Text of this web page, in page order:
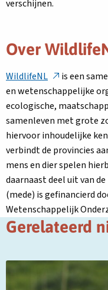
verschijnen.
Over
WildlifeNLDeze
link
opent
in
een
nieuw
tabblad
is een
en wetenschappelijke
ecologische,
samenleven met grote
hiervoor inhoudelijke
verbindt de provincies
mens en dier spelen
daarnaast deel uit van
(mede) is gefinancierd
Wetenschappelijk
Gerelateerd